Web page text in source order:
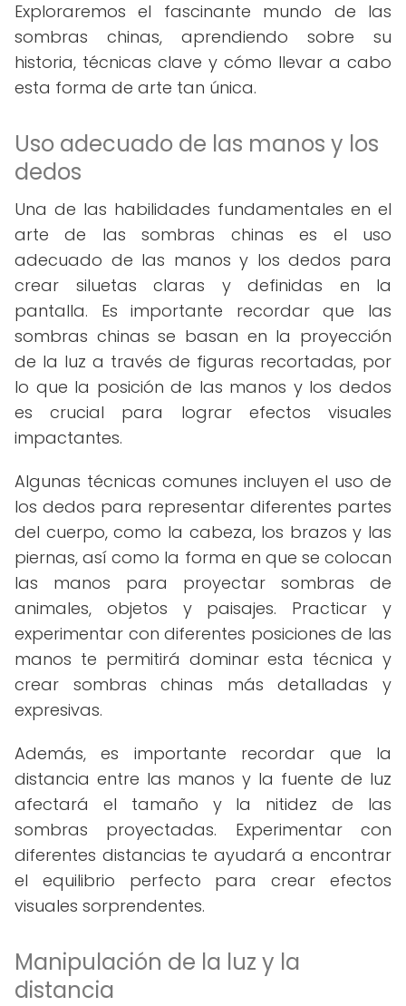
Exploraremos el fascinante mundo de las
sombras chinas, aprendiendo sobre su
historia, técnicas clave y cómo llevar a cabo
esta forma de arte tan única.
Uso adecuado de las manos y los
dedos
Una de las habilidades fundamentales en el
arte de las sombras chinas es el uso
adecuado de las manos y los dedos para
crear siluetas claras y definidas en la
pantalla. Es importante recordar que las
sombras chinas se basan en la proyección
de la luz a través de figuras recortadas, por
lo que la posición de las manos y los dedos
es crucial para lograr efectos visuales
impactantes.
Algunas técnicas comunes incluyen el uso de
los dedos para representar diferentes partes
del cuerpo, como la cabeza, los brazos y las
piernas, así como la forma en que se colocan
las manos para proyectar sombras de
animales, objetos y paisajes. Practicar y
experimentar con diferentes posiciones de las
manos te permitirá dominar esta técnica y
crear sombras chinas más detalladas y
expresivas.
Además, es importante recordar que la
distancia entre las manos y la fuente de luz
afectará el tamaño y la nitidez de las
sombras proyectadas. Experimentar con
diferentes distancias te ayudará a encontrar
el equilibrio perfecto para crear efectos
visuales sorprendentes.
Manipulación de la luz y la
distancia